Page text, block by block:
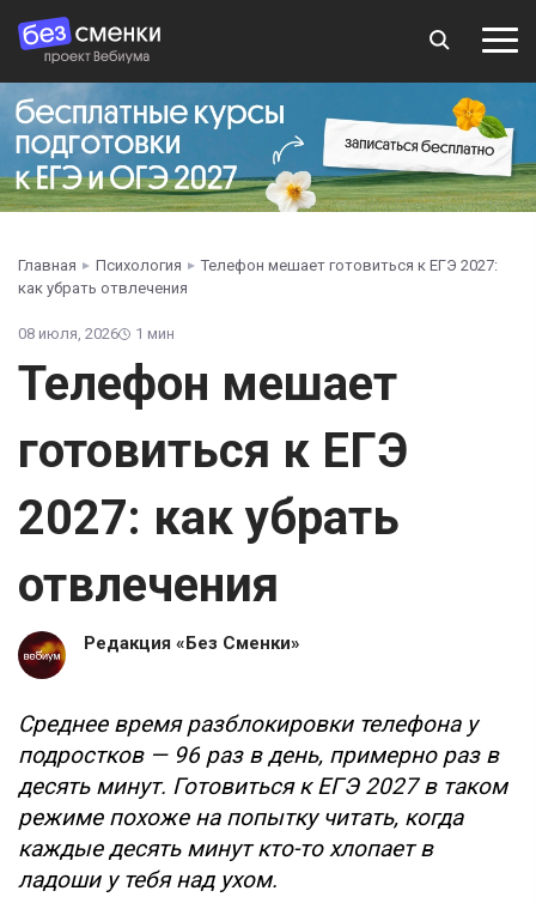
Главная Психология
Телефон мешает готовиться к ЕГЭ 2027:
как убрать отвлечения
08 июля, 2026 1 мин
Телефон мешает
готовиться к ЕГЭ
2027: как убрать
отвлечения
Редакция «Без Сменки»
Среднее время разблокировки телефона у
подростков — 96 раз в день, примерно раз в
десять минут. Готовиться к ЕГЭ 2027 в таком
режиме похоже на попытку читать, когда
каждые десять минут кто-то хлопает в
ладоши у тебя над ухом.